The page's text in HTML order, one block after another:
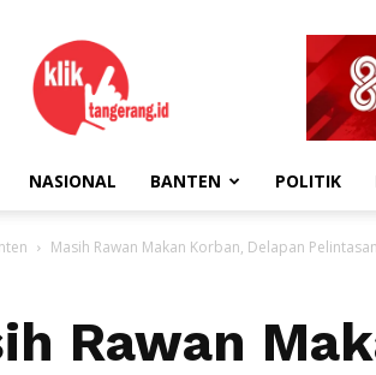
kliktangerang.id
NASIONAL BANTEN POLITIK
Masih Rawan Makan Korban, Delapan
Rawan